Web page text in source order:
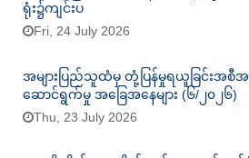
ရုံး၌ကျင်းပ
Fri, 24 July 2026
အများပြည်သူထံမှ တုံ့ပြန်မှုရယူခြင်းအ
ဆောင်ရွက်မှု အခြေအနေများ (၆/၂၀၂၆)
Thu, 23 July 2026